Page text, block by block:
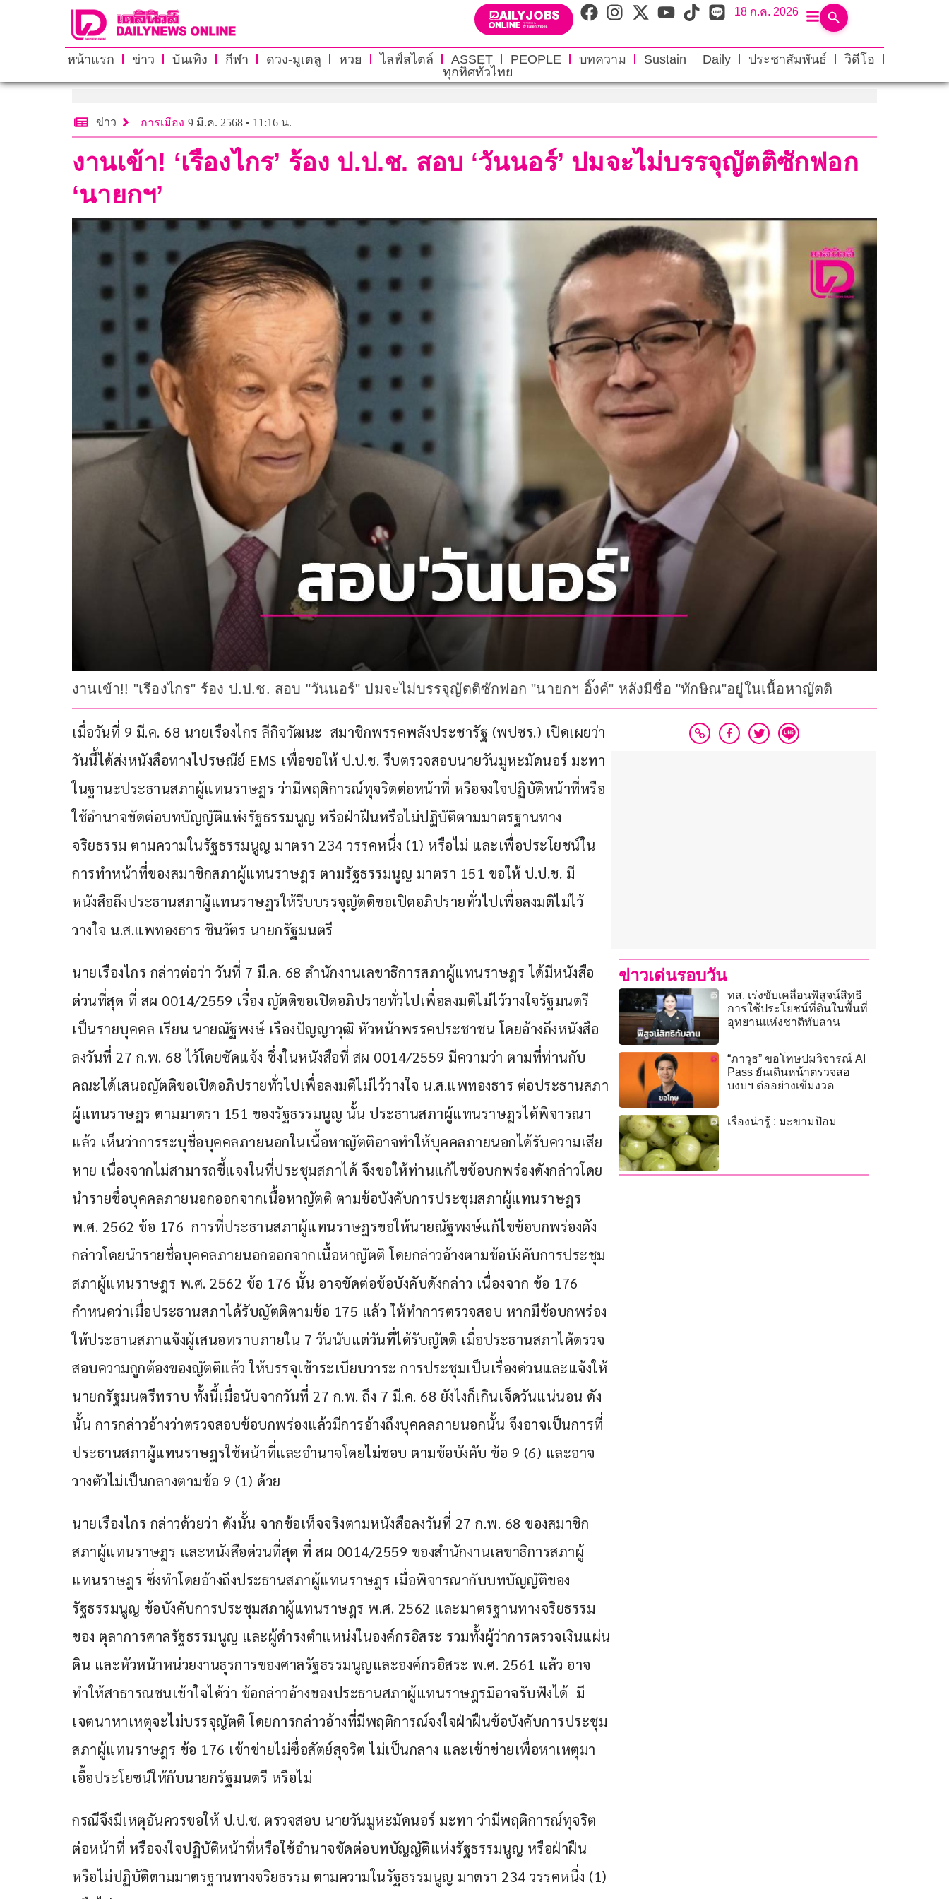
18 ก.ค. 2026
หน้าแรก ข่าว บันเทิง กีฬา ดวง-มูเตลู หวย ไลฟ์สไตล์ ASSET PEOPLE บทความ Sustain Daily ประชาสัมพันธ์
วิดีโอ
ทุกทิศทั่วไทย
ข่าว การเมือง 9 มี.ค. 2568 • 11:16 น.
งานเข้า! ‘เรืองไกร’ ร้อง ป.ป.ช. สอบ ‘วันนอร์’ ปมจะไม่บรรจุญัตติซักฟอก
‘นายกฯ’
งานเข้า!! "เรืองไกร" ร้อง ป.ป.ช. สอบ "วันนอร์" ปมจะไม่บรรจุญัตติซักฟอก "นายกฯ อิ๊งค์" หลังมีชื่อ "ทักษิณ"อยู่ในเนื้อหาญัตติ
เมื่อวันที่ 9 มี.ค. 68 นายเรืองไกร ลีกิจวัฒนะ  สมาชิกพรรคพลังประชารัฐ (พปชร.) เปิดเผยว่า
วันนี้ได้ส่งหนังสือทางไปรษณีย์ EMS เพื่อขอให้ ป.ป.ช. รีบตรวจสอบนายวันมูหะมัดนอร์ มะทา
ในฐานะประธานสภาผู้แทนราษฎร ว่ามีพฤติการณ์ทุจริตต่อหน้าที่ หรือจงใจปฏิบัติหน้าที่หรือ
ใช้อำนาจขัดต่อบทบัญญัติแห่งรัฐธรรมนูญ หรือฝ่าฝืนหรือไม่ปฏิบัติตามมาตรฐานทาง
จริยธรรม ตามความในรัฐธรรมนูญ มาตรา 234 วรรคหนึ่ง (1) หรือไม่ และเพื่อประโยชน์ใน
การทำหน้าที่ของสมาชิกสภาผู้แทนราษฎร ตามรัฐธรรมนูญ มาตรา 151 ขอให้ ป.ป.ช. มี
หนังสือถึงประธานสภาผู้แทนราษฎรให้รีบบรรจุญัตติขอเปิดอภิปรายทั่วไปเพื่อลงมติไม่ไว้
วางใจ น.ส.แพทองธาร ชินวัตร นายกรัฐมนตรี
นายเรืองไกร กล่าวต่อว่า วันที่ 7 มี.ค. 68 สำนักงานเลขาธิการสภาผู้แทนราษฎร ได้มีหนังสือ
ด่วนที่สุด ที่ สผ 0014/2559 เรื่อง ญัตติขอเปิดอภิปรายทั่วไปเพื่อลงมติไม่ไว้วางใจรัฐมนตรี
เป็นรายบุคคล เรียน นายณัฐพงษ์ เรืองปัญญาวุฒิ หัวหน้าพรรคประชาชน โดยอ้างถึงหนังสือ
ลงวันที่ 27 ก.พ. 68 ไว้โดยชัดแจ้ง ซึ่งในหนังสือที่ สผ 0014/2559 มีความว่า ตามที่ท่านกับ
คณะได้เสนอญัตติขอเปิดอภิปรายทั่วไปเพื่อลงมติไม่ไว้วางใจ น.ส.แพทองธาร ต่อประธานสภา
ผู้แทนราษฎร ตามมาตรา 151 ของรัฐธรรมนูญ นั้น ประธานสภาผู้แทนราษฎรได้พิจารณา
แล้ว เห็นว่าการระบุชื่อบุคคลภายนอกในเนื้อหาญัตติอาจทำให้บุคคลภายนอกได้รับความเสีย
หาย เนื่องจากไม่สามารถชี้แจงในที่ประชุมสภาได้ จึงขอให้ท่านแก้ไขข้อบกพร่องดังกล่าวโดย
นำรายชื่อบุคคลภายนอกออกจากเนื้อหาญัตติ ตามข้อบังคับการประชุมสภาผู้แทนราษฎร
พ.ศ. 2562 ข้อ 176  การที่ประธานสภาผู้แทนราษฎรขอให้นายณัฐพงษ์แก้ไขข้อบกพร่องดัง
กล่าวโดยนำรายชื่อบุคคลภายนอกออกจากเนื้อหาญัตติ โดยกล่าวอ้างตามข้อบังคับการประชุม
สภาผู้แทนราษฎร พ.ศ. 2562 ข้อ 176 นั้น อาจขัดต่อข้อบังคับดังกล่าว เนื่องจาก ข้อ 176
กำหนดว่าเมื่อประธานสภาได้รับญัตติตามข้อ 175 แล้ว ให้ทำการตรวจสอบ หากมีข้อบกพร่อง
ให้ประธานสภาแจ้งผู้เสนอทราบภายใน 7 วันนับแต่วันที่ได้รับญัตติ เมื่อประธานสภาได้ตรวจ
สอบความถูกต้องของญัตติแล้ว ให้บรรจุเข้าระเบียบวาระ การประชุมเป็นเรื่องด่วนและแจ้งให้
นายกรัฐมนตรีทราบ ทั้งนี้เมื่อนับจากวันที่ 27 ก.พ. ถึง 7 มี.ค. 68 ยังไงก็เกินเจ็ดวันแน่นอน ดัง
นั้น การกล่าวอ้างว่าตรวจสอบข้อบกพร่องแล้วมีการอ้างถึงบุคคลภายนอกนั้น จึงอาจเป็นการที่
ประธานสภาผู้แทนราษฎรใช้หน้าที่และอำนาจโดยไม่ชอบ ตามข้อบังคับ ข้อ 9 (6) และอาจ
วางตัวไม่เป็นกลางตามข้อ 9 (1) ด้วย
นายเรืองไกร กล่าวด้วยว่า ดังนั้น จากข้อเท็จจริงตามหนังสือลงวันที่ 27 ก.พ. 68 ของสมาชิก
สภาผู้แทนราษฎร และหนังสือด่วนที่สุด ที่ สผ 0014/2559 ของสำนักงานเลขาธิการสภาผู้
แทนราษฎร ซึ่งทำโดยอ้างถึงประธานสภาผู้แทนราษฎร เมื่อพิจารณากับบทบัญญัติของ
รัฐธรรมนูญ ข้อบังคับการประชุมสภาผู้แทนราษฎร พ.ศ. 2562 และมาตรฐานทางจริยธรรม
ของ ตุลาการศาลรัฐธรรมนูญ และผู้ดำรงตำแหน่งในองค์กรอิสระ รวมทั้งผู้ว่าการตรวจเงินแผ่น
ดิน และหัวหน้าหน่วยงานธุรการของศาลรัฐธรรมนูญและองค์กรอิสระ พ.ศ. 2561 แล้ว อาจ
ทำให้สาธารณชนเข้าใจได้ว่า ข้อกล่าวอ้างของประธานสภาผู้แทนราษฎรมิอาจรับฟังได้  มี
เจตนาหาเหตุจะไม่บรรจุญัตติ โดยการกล่าวอ้างที่มีพฤติการณ์จงใจฝ่าฝืนข้อบังคับการประชุม
สภาผู้แทนราษฎร ข้อ 176 เข้าข่ายไม่ซื่อสัตย์สุจริต ไม่เป็นกลาง และเข้าข่ายเพื่อหาเหตุมา
เอื้อประโยชน์ให้กับนายกรัฐมนตรี หรือไม่
กรณีจึงมีเหตุอันควรขอให้ ป.ป.ช. ตรวจสอบ นายวันมูหะมัดนอร์ มะทา ว่ามีพฤติการณ์ทุจริต
ต่อหน้าที่ หรือจงใจปฏิบัติหน้าที่หรือใช้อำนาจขัดต่อบทบัญญัติแห่งรัฐธรรมนูญ หรือฝ่าฝืน
หรือไม่ปฏิบัติตามมาตรฐานทางจริยธรรม ตามความในรัฐธรรมนูญ มาตรา 234 วรรคหนึ่ง (1)
ข่าวเด่นรอบวัน
ทส. เร่งขับเคลื่อนพิสูจน์สิทธิ
การใช้ประโยชน์ที่ดินในพื้นที่
อุทยานแห่งชาติทับลาน
“ภาวุธ” ขอโทษปมวิจารณ์ AI
Pass ยันเดินหน้าตรวจสอ
บงบฯ ต่ออย่างเข้มงวด
เรื่องน่ารู้ : มะขามป้อม